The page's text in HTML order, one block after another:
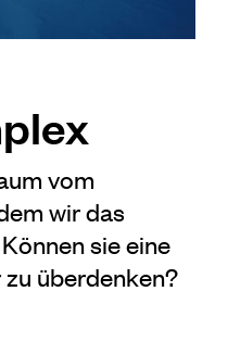
vom
wir das
sie eine
überdenken?